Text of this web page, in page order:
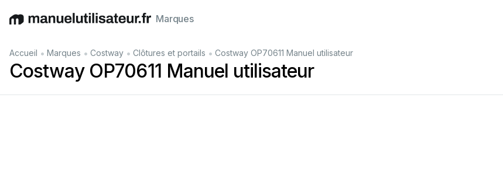
EnglishDeutschEspañolItalianoFrançais
Marques
Accueil • Marques • Costway • Clôtures et portails • Costway OP70611 Manuel utilisateur
Costway OP70611 Manuel utilisateur